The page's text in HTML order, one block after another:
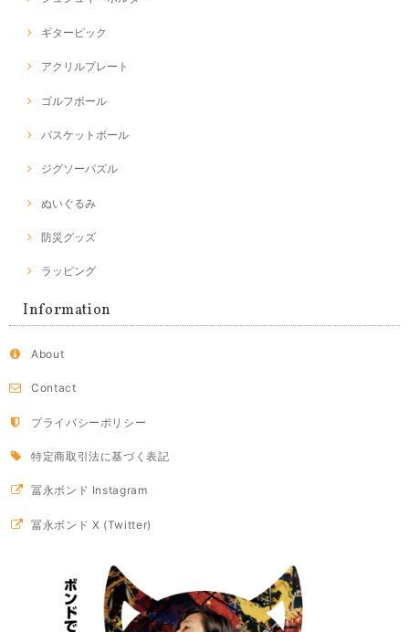
ギターピック
アクリルプレート
ゴルフボール
バスケットボール
ジグソーパズル
ぬいぐるみ
防災グッズ
ラッピング
Information
About
Contact
プライバシーポリシー
特定商取引法に基づく表記
冨永ボンド Instagram
冨永ボンド X (Twitter)